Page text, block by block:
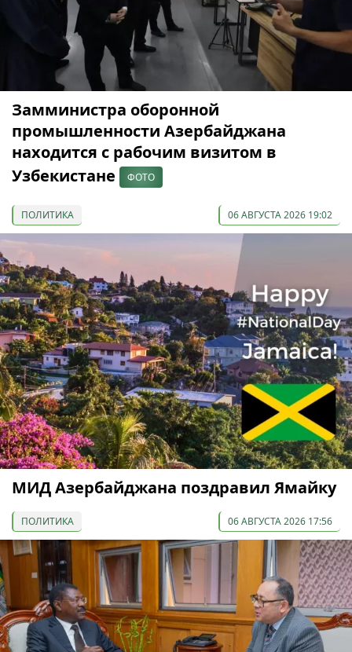
Замминистра оборонной
промышленности Азербайджана
находится с рабочим визитом в
Узбекистане
ФОТО
ПОЛИТИКА 06 АВГУСТА 2026 19:02
МИД Азербайджана поздравил Ямайку
ПОЛИТИКА 06 АВГУСТА 2026 17:56